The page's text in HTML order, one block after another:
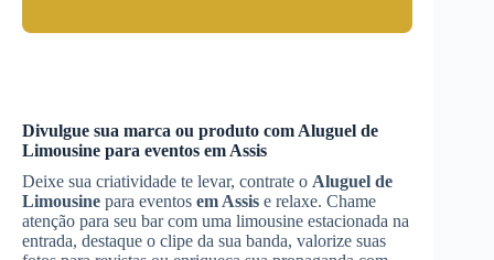
Divulgue sua marca ou produto com Aluguel de
Limousine para eventos em Assis
Deixe sua criatividade te levar, contrate o Aluguel de
Limousine para eventos em Assis e relaxe. Chame
atenção para seu bar com uma limousine estacionada na
entrada, destaque o clipe da sua banda, valorize suas